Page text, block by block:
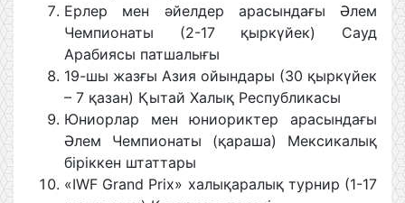
Ерлер мен әйелдер арасындағы Әлем
Чемпионаты (2-17 қыркүйек) Сауд
Арабиясы патшалығы
19-шы жазғы Азия ойындары (30 қыркүйек
– 7 қазан) Қытай Халық Республикасы
Юниорлар мен юниориктер арасындағы
Әлем Чемпионаты (қараша) Мексикалық
біріккен штаттары
«IWF Grand Prix» халықаралық турнир (1-17